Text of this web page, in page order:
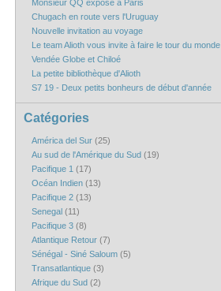
Monsieur QQ expose à Paris
Chugach en route vers l'Uruguay
Nouvelle invitation au voyage
Le team Alioth vous invite à faire le tour du monde
Vendée Globe et Chiloé
La petite bibliothèque d'Alioth
S7 19 - Deux petits bonheurs de début d'année
Catégories
América del Sur (25)
Au sud de l'Amérique du Sud (19)
Pacifique 1 (17)
Océan Indien (13)
Pacifique 2 (13)
Senegal (11)
Pacifique 3 (8)
Atlantique Retour (7)
Sénégal - Siné Saloum (5)
Transatlantique (3)
Afrique du Sud (2)